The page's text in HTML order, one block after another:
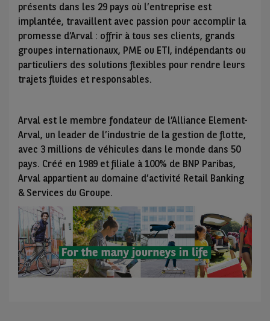
présents dans les 29 pays où l’entreprise est
implantée, travaillent avec passion pour accomplir la
promesse d’Arval : offrir à tous ses clients, grands
groupes internationaux, PME ou ETI, indépendants ou
particuliers des solutions flexibles pour rendre leurs
trajets fluides et responsables.
Arval est le membre fondateur de l’Alliance Element-
Arval, un leader de l’industrie de la gestion de flotte,
avec 3 millions de véhicules dans le monde dans 50
pays. Créé en 1989 et filiale à 100% de BNP Paribas,
Arval appartient au domaine d’activité Retail Banking
& Services du Groupe.